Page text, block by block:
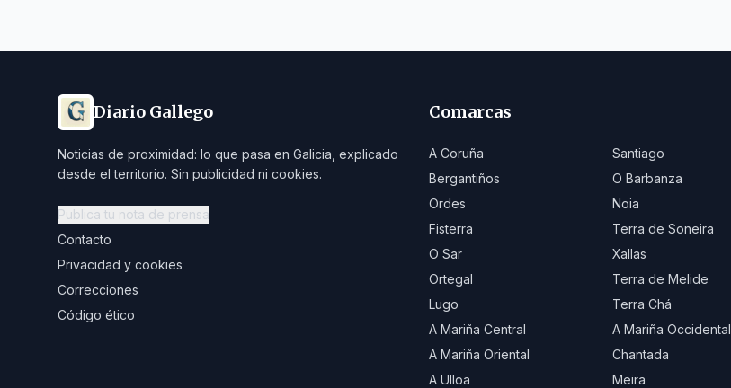
Diario Gallego
Noticias de proximidad: lo que pasa en Galicia, explicado
desde el territorio. Sin publicidad ni cookies.
Publica tu nota de prensa
Contacto
Privacidad y cookies
Correcciones
Código ético
Comarcas
A Coruña Santiago
Bergantiños
O Barbanza
Ordes
Noia
Fisterra
Terra de Soneira
O Sar
Xallas
Ortegal
Terra de Melide
Lugo
Terra Chá
A Mariña Central
A Mariña Occidental
A Mariña Oriental
Chantada
A Ulloa
Meira